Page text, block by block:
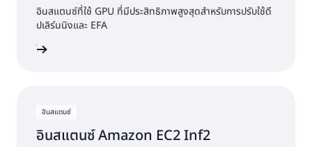
อินสแตนซ์ที่ใช้ GPU ที่มีประสิทธิภาพสูงสุดสําหรับการปรับใช้ดี
ปเลิร์นนิงและ EFA
อินสแตนซ์
อินสแตนซ์ Amazon EC2 Inf2